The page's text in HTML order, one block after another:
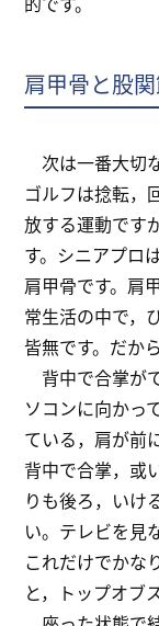
肩甲骨と股
次は一番大切
ゴルフは捻転，
放する運動です
す。シニアプロ
肩甲骨です。肩
常生活の中で，
皆無です。だか
背中で合掌が
ソコンに向かっ
ている，肩が前
背中で合掌，或
りも後ろ，いけ
い。テレビを見
これだけでかな
と，トップオブ